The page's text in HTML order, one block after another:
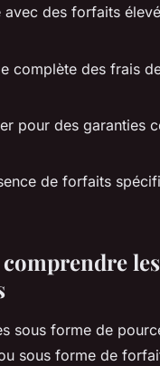
des forfaits
complète des frais
pour des garanties
de forfaits
les
sous forme de
sous forme de